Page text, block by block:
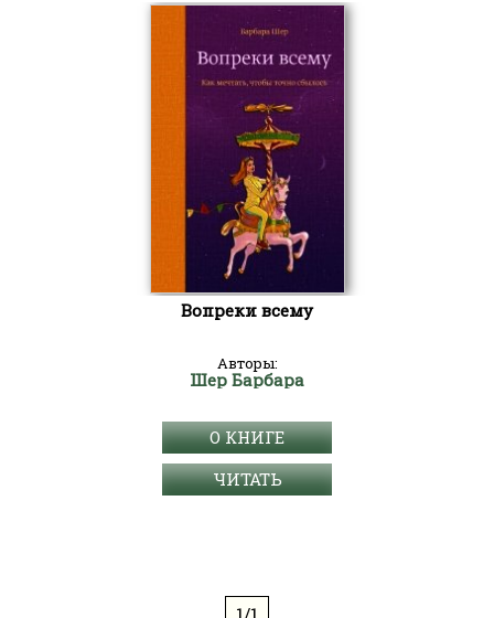
Вопреки всему
Авторы:
Шер Барбара
О КНИГЕ
ЧИТАТЬ